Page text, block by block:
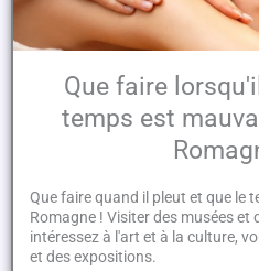
Que faire
temps est
Que faire quand il pleut et que le
Romagne ! Visiter des musées et
intéressez à l'art et à la culture,
et des expositions.